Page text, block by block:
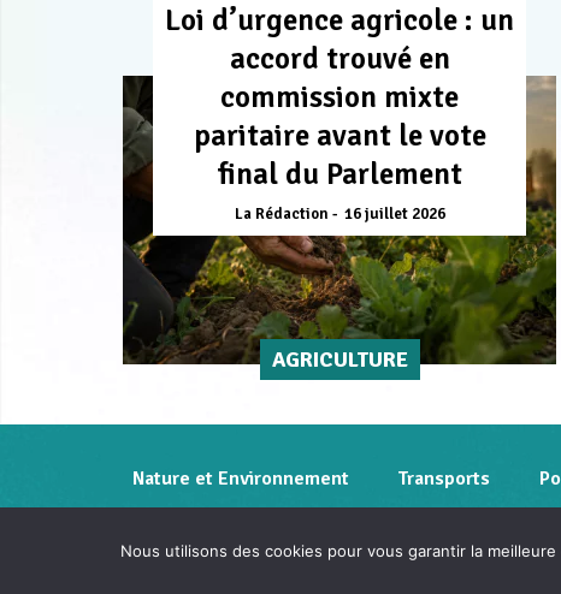
Loi d’urgence agricole : un
accord trouvé en
commission mixte
paritaire avant le vote
final du Parlement
La Rédaction 16 juillet 2026
AGRICULTURE
Nature et Environnement Transports
Nous utilisons des cookies pour vous garantir la